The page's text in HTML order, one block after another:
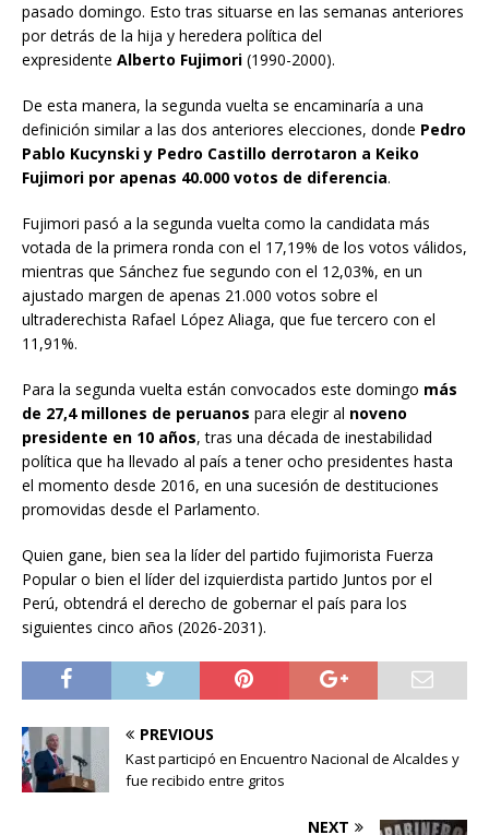
pasado domingo. Esto tras situarse en las semanas anteriores
por detrás de la hija y heredera política del
expresidente Alberto Fujimori (1990-2000).
De esta manera, la segunda vuelta se encaminaría a una
definición similar a las dos anteriores elecciones, donde Pedro
Pablo Kucynski y Pedro Castillo derrotaron a Keiko
Fujimori por apenas 40.000 votos de diferencia.
Fujimori pasó a la segunda vuelta como la candidata más
votada de la primera ronda con el 17,19% de los votos válidos,
mientras que Sánchez fue segundo con el 12,03%, en un
ajustado margen de apenas 21.000 votos sobre el
ultraderechista Rafael López Aliaga, que fue tercero con el
11,91%.
Para la segunda vuelta están convocados este domingo más
de 27,4 millones de peruanos para elegir al noveno
presidente en 10 años, tras una década de inestabilidad
política que ha llevado al país a tener ocho presidentes hasta
el momento desde 2016, en una sucesión de destituciones
promovidas desde el Parlamento.
Quien gane, bien sea la líder del partido fujimorista Fuerza
Popular o bien el líder del izquierdista partido Juntos por el
Perú, obtendrá el derecho de gobernar el país para los
siguientes cinco años (2026-2031).
PREVIOUS
Kast participó en Encuentro Nacional de Alcaldes y
fue recibido entre gritos
NEXT